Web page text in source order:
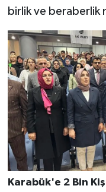
birlik ve beraberlik
Karabük'e 2 Bin